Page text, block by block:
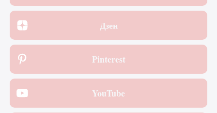
Дзен
Pinterest
YouTube